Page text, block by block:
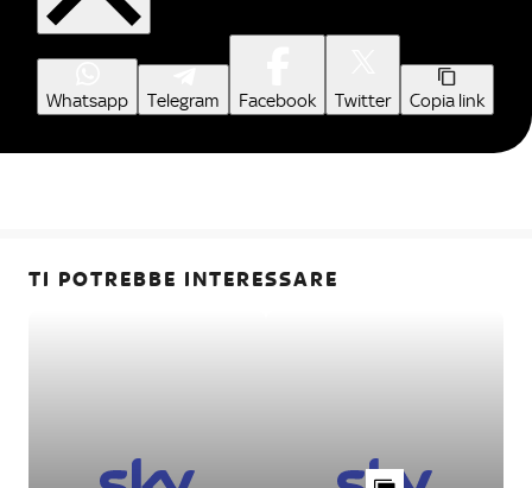
Whatsapp Telegram Facebook Twitter Copia link
TI POTREBBE INTERESSARE